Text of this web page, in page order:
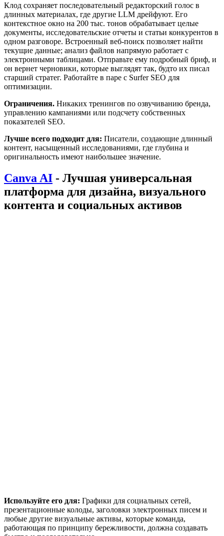
Клод сохраняет последовательный редакторский голос в
длинных материалах, где другие LLM дрейфуют. Его
контекстное окно на 200 тыс. тонов обрабатывает целые
документы, исследовательские отчеты и статьи конкурентов в
одном разговоре. Встроенный веб-поиск позволяет найти
текущие данные; анализ файлов напрямую работает с
электронными таблицами. Отправьте ему подробный бриф, и
он вернет черновики, которые выглядят так, будто их писал
старший стратег. Работайте в паре с Surfer SEO для
оптимизации.
Ограничения. Никаких тренингов по озвучиванию бренда,
управлению кампаниями или подсчету собственных
показателей SEO.
Лучше всего подходит для: Писатели, создающие длинный
контент, насыщенный исследованиями, где глубина и
оригинальность имеют наибольшее значение.
Canva AI - Лучшая универсальная
платформа для дизайна, визуального
контента и социальных активов
Используйте его для: Графики для социальных сетей,
презентационные колоды, заголовки электронных писем и
любые другие визуальные активы, которые команда,
работающая по принципу бережливости, должна создавать